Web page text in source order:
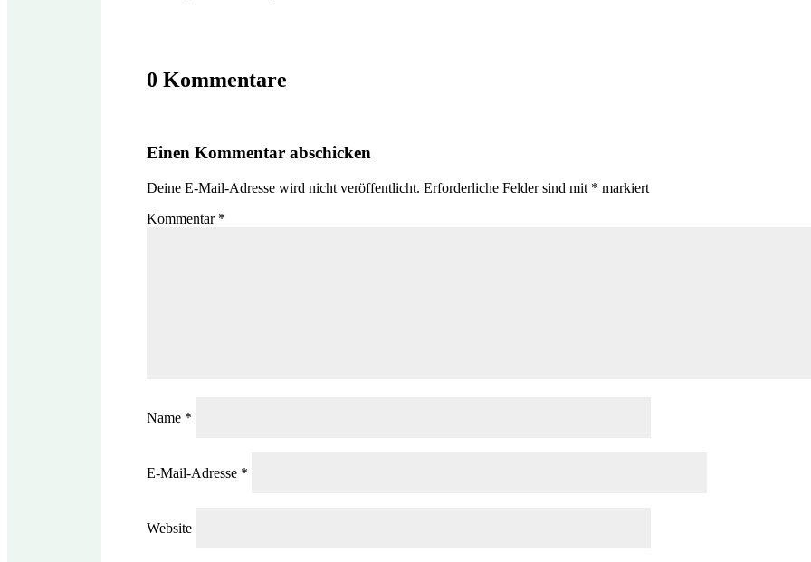
0 Kommentare
Einen Kommentar abschicken
Deine E-Mail-Adresse wird nicht veröffentlicht. Erforderliche Felder sind mit * markiert
Kommentar *
Name *
E-Mail-Adresse *
Website